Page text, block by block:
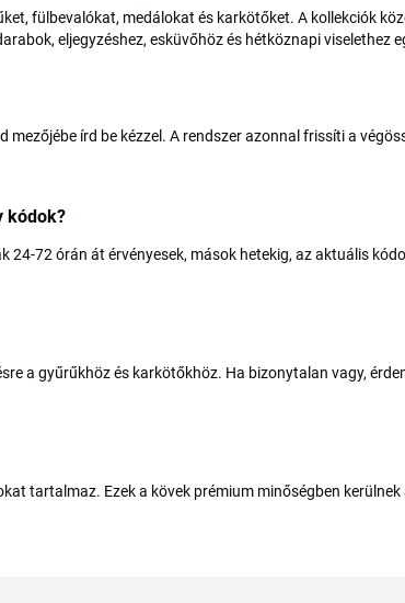
fülbevalókat, medálokat és karkötőket. A kollekciók
eljegyzéshez, esküvőhöz és hétköznapi viselethez
írd be kézzel. A rendszer azonnal frissíti a
kódok?
72 órán át érvényesek, mások hetekig, az aktuális
a gyűrűkhöz és karkötőkhöz. Ha bizonytalan vagy,
tartalmaz. Ezek a kövek prémium minőségben